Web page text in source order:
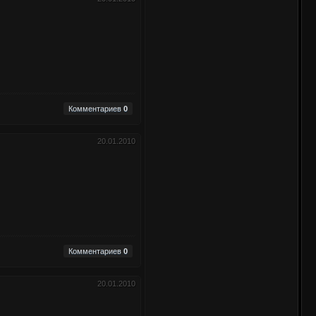
Комментариев 0
20.01.2010
Комментариев 0
20.01.2010